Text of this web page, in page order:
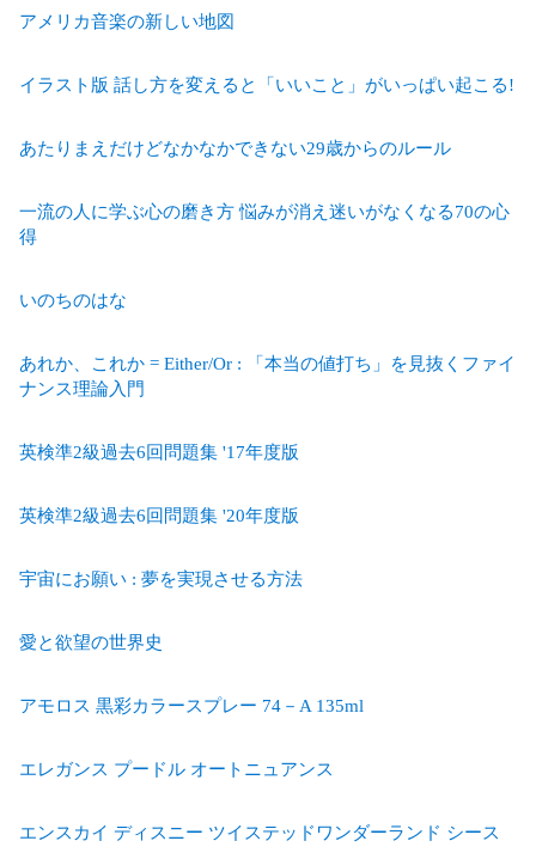
アメリカ音楽の新しい地図
イラスト版 話し方を変えると「いいこと」がいっぱい起こる!
あたりまえだけどなかなかできない29歳からのルール
一流の人に学ぶ心の磨き方 悩みが消え迷いがなくなる70の心
得
いのちのはな
あれか、これか = Either/Or : 「本当の値打ち」を見抜くファイ
ナンス理論入門
英検準2級過去6回問題集 '17年度版
英検準2級過去6回問題集 '20年度版
宇宙にお願い : 夢を実現させる方法
愛と欲望の世界史
アモロス 黒彩カラースプレー 74－A 135ml
エレガンス プードル オートニュアンス
エンスカイ ディスニー ツイステッドワンダーランド シース